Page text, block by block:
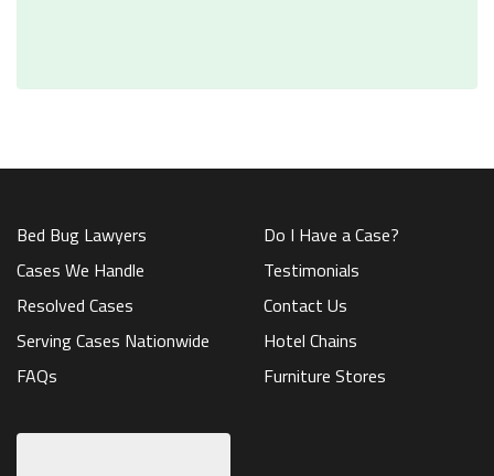
Bed Bug Lawyers
Cases We Handle
Resolved Cases
Serving Cases Nationwide
FAQs
Do I Have a Case?
Testimonials
Contact Us
Hotel Chains
Furniture Stores